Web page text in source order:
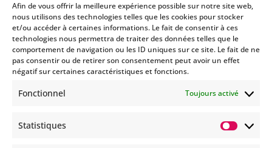
Afin de vous offrir la meilleure expérience possible sur notre site web,
nous utilisons des technologies telles que les cookies pour stocker
et/ou accéder à certaines informations. Le fait de consentir à ces
technologies nous permettra de traiter des données telles que le
comportement de navigation ou les ID uniques sur ce site. Le fait de ne
pas consentir ou de retirer son consentement peut avoir un effet
négatif sur certaines caractéristiques et fonctions.
Fonctionnel Toujours activé
Statistiques
Si vous souhaitez être informés
des nouveautés et évènements
que nous organisons
abonnez-vous à notre
de nos MMS.